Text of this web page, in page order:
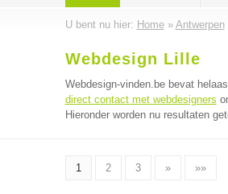
U bent nu hier: Home» Antwerpen
Webdesign Lille
Webdesign-vinden.be bevat
direct contact met webdesigners
Hieronder worden nu resultaten
1 2 3 » »»